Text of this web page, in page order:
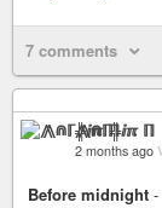
7 comments
⨇⋒ℾ╬ⅈℼ ℿ
2 months ago
Before midnight -